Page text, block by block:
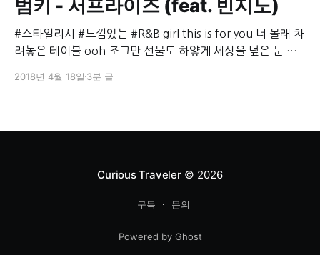
범키 - 서프라이즈 (feat. 빈지노)
#스타일리시 #느낌있는 #R&B girl this is for you 너 몰래 차
려놓은 테이블 ooh 조그만 선물도 하얗게 세상을 덮은 눈 또
경도 babe ooh 지금 이 노래도 but 네가 아니라면 음이 없어
2018년 4월 18일 3분 글
Curious Traveler© 2026
구독 문의
Powered by Ghost